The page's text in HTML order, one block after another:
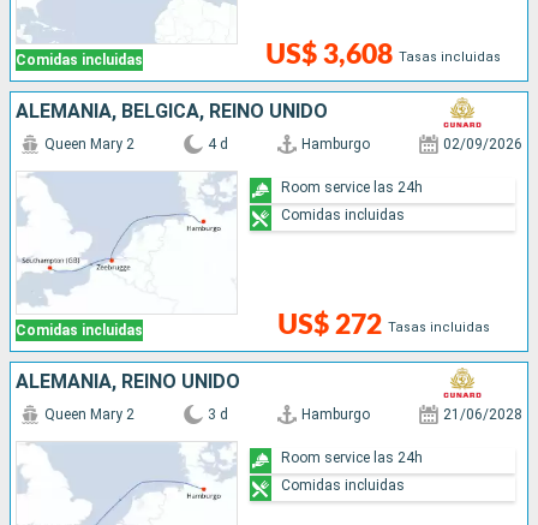
Comidas incluidas US$ 3,608 Tasas incluidas
ALEMANIA, BÉLGICA, REINO UNIDO
Comidas incluidas
Queen Mary 2 4 d Hamburgo 02/09/2026
US$ 272 Tasas incluidas
Room service las 24h
Comidas incluidas
ALEMANIA, REINO UNIDO
Queen Mary 2 3 d Hamburgo 21/06/2028
Room service las 24h
Comidas incluidas